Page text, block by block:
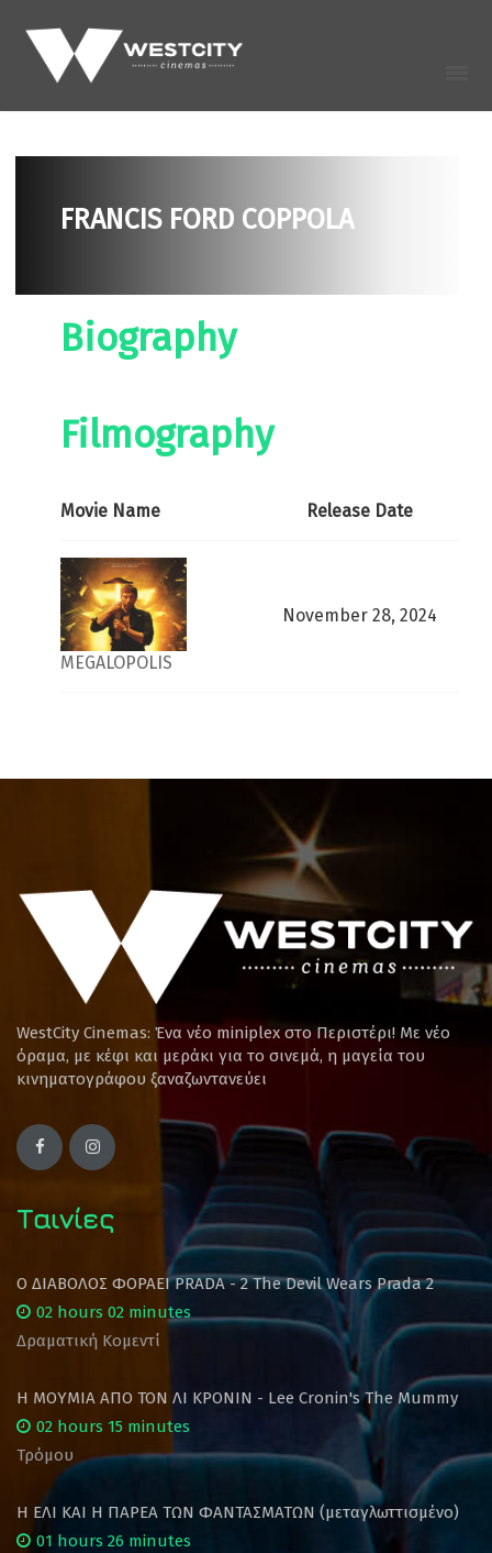
FRANCIS FORD COPPOLA
Biography
Filmography
Movie Name Release Date
MEGALOPOLIS
November 28, 2024
WestCity Cinemas: Ένα νέο miniplex στο Περιστέρι! Mε νέο
όραμα, με κέφι και μεράκι για το σινεμά, η μαγεία του
κινηματογράφου ξαναζωντανεύει
Ταινίες
Ο ΔΙΑΒΟΛΟΣ ΦΟΡΑΕΙ PRADA - 2 The Devil Wears Prada 2
02 hours 02 minutes
Δραματική Κομεντί
Η ΜΟΥΜΙΑ ΑΠΟ ΤΟΝ ΛΙ ΚΡΟΝΙΝ - Lee Cronin's The Mummy
02 hours 15 minutes
Τρόμου
Η ΕΛΙ ΚΑΙ Η ΠΑΡΕΑ ΤΩΝ ΦΑΝΤΑΣΜΑΤΩΝ (μεταγλωττισμένο)
01 hours 26 minutes